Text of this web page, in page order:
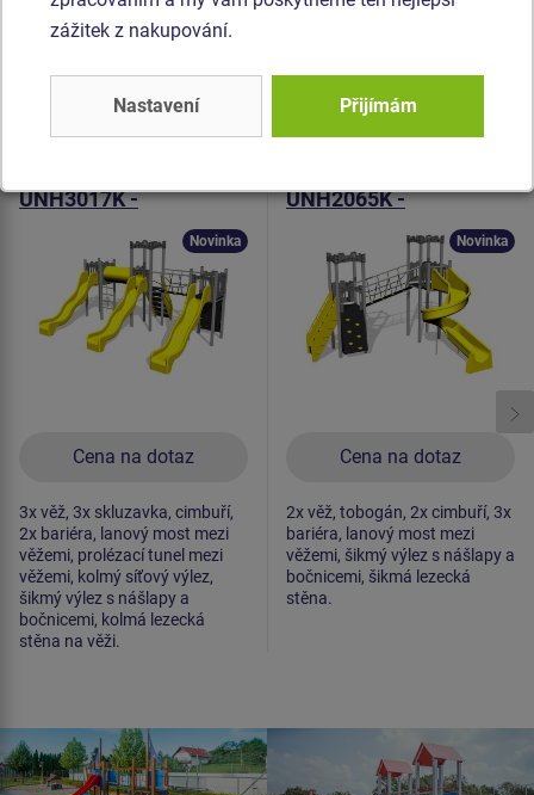
Podobnézboží
Produkt - UNH-3017K-15
UNH3017K -
Cena na dotaz
Novinka
3x věž, 3x skluzavka, cimbuří,
2x bariéra, lanový most mezi
věžemi, prolézací tunel mezi
věžemi, kolmý síťový výlez,
šikmý výlez s nášlapy a
bočnicemi, kolmá lezecká
stěna na věži.
Produkt - UNH-2065K-20
UNH2065K -
Cena na dotaz
Novinka
2x věž, tobogán, 2x cimbuří, 3x
bariéra, lanový most mezi
věžemi, šikmý výlez s nášlapy a
bočnicemi, šikmá lezecká
stěna.
zážitek z nakupování.
Nastavení Přijímám